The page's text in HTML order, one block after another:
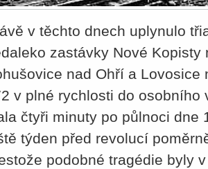
v těchto dnech uplynulo
zastávky Nové
nad Ohří a
v plné rychlosti do osobního
čtyři minuty po půlnoci dne
týden před revolucí
podobné tragédie byly